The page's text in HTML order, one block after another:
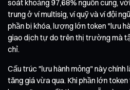
soát khoảng 97,68% nguồn cung,
trung ở ví multisig, ví quỹ và ví đội
phần bị khóa, lượng lớn token "lưu
giao dịch tự do trên thị trường mà
chỉ.
Cấu trúc "lưu hành mỏng" này
tăng giá vừa qua. Khi phần lớn